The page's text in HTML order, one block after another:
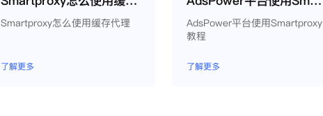
Smartproxy怎么使用缓存代理
了解更多
AdsPower平台使用Smartproxy
教程
了解更多